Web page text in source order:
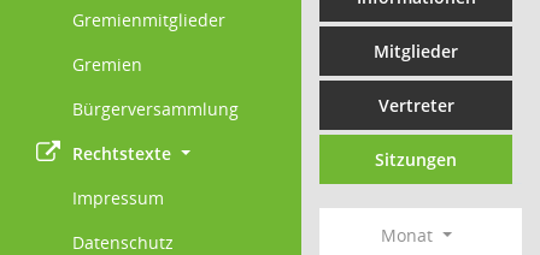
Gremienmitglieder
Gremien
Bürgerversammlung
Rechtstexte
Impressum
Datenschutz
Mitglieder
Vertreter
Sitzungen
Monat